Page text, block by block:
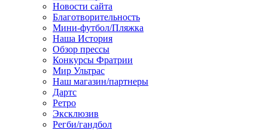
Новости сайта
Благотворительность
Мини-футбол/Пляжка
Наша История
Обзор прессы
Конкурсы Фратрии
Мир Ультрас
Наш магазин/партнеры
Дартс
Ретро
Эксклюзив
Регби/гандбол